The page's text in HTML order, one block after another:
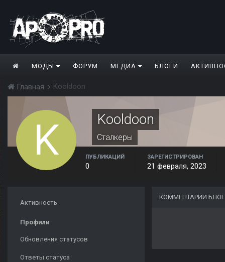
МОДЫ ФОРУМ МЕДИА БЛОГИ
Главная Kooldoon
Kooldoon
Сталкеры
ПУБЛИКАЦИЙ
0
ЗАРЕГИСТРИРОВАН
21 февраля, 2023
Активность
Профили
Обновления статусов
Ответы статуса
КОММЕНТАРИИ